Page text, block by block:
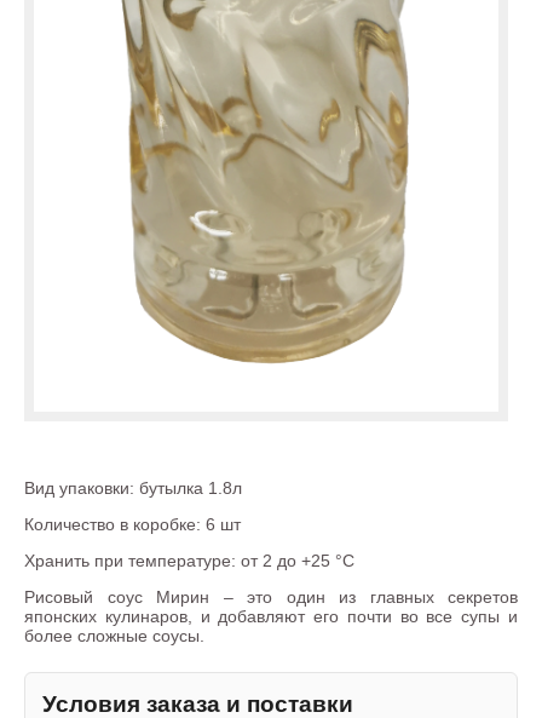
Вид упаковки: бутылка 1.8л
Количество в коробке: 6 шт
Хранить при температуре: от 2 до +25 °С
Рисовый соус Мирин – это один из главных секретов
японских кулинаров, и добавляют его почти во все супы и
более сложные соусы.
Условия заказа и поставки